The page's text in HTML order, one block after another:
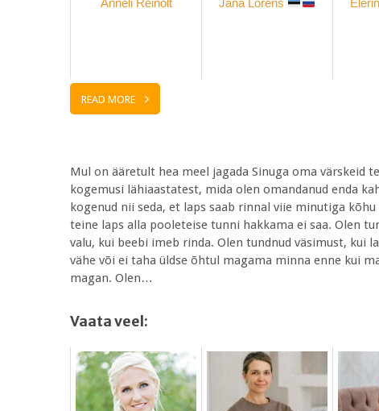
Anneli Reinolt Jana Lorens
READ MORE
Mul on ääretult hea meel jagada Sinuga oma värskeid
kogemusi lähiaastatest, mida olen omandanud enda
kogenud nii seda, et laps saab rinnal viie minutiga
teine laps alla pooleteise tunni hakkama ei saa. Olen
valu, kui beebi imeb rinda. Olen tundnud väsimust, kui
vähe või ei taha üldse õhtul magama minna enne kui
magan. Olen…
Vaata veel: